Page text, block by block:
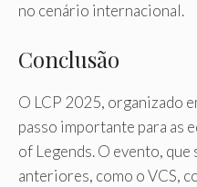
no cenário internacional.
Conclusão
O LCP 2025, organizado
passo importante para as
of Legends. O evento,
anteriores, como o VCS,